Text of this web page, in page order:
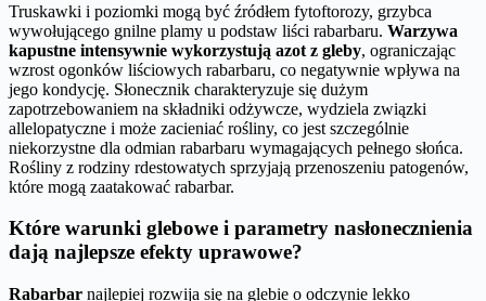
Truskawki i poziomki mogą być źródłem fytoftorozy, grzybca
wywołującego gnilne plamy u podstaw liści rabarbaru. Warzywa
kapustne intensywnie wykorzystują azot z gleby, ograniczając
wzrost ogonków liściowych rabarbaru, co negatywnie wpływa na
jego kondycję. Słonecznik charakteryzuje się dużym
zapotrzebowaniem na składniki odżywcze, wydziela związki
allelopatyczne i może zacieniać rośliny, co jest szczególnie
niekorzystne dla odmian rabarbaru wymagających pełnego słońca.
Rośliny z rodziny rdestowatych sprzyjają przenoszeniu patogenów,
które mogą zaatakować rabarbar.
Które warunki glebowe i parametry nasłonecznienia
dają najlepsze efekty uprawowe?
Rabarbar najlepiej rozwija się na glebie o odczynie lekko